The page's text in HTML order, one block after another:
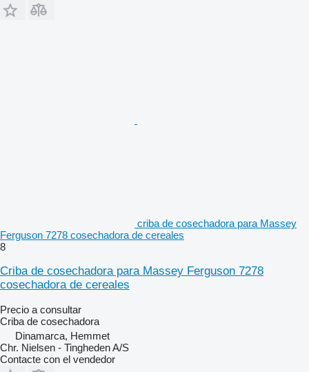
criba de cosechadora para Massey
Ferguson 7278 cosechadora de cereales
8
Criba de cosechadora para Massey Ferguson 7278
cosechadora de cereales
Precio a consultar
Criba de cosechadora
Dinamarca, Hemmet
Chr. Nielsen - Tingheden A/S
Contacte con el vendedor